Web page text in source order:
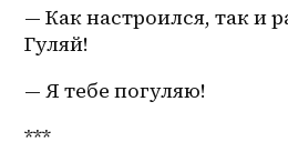
— Как настроился, так и
Гуляй!
— Я тебе погуляю!